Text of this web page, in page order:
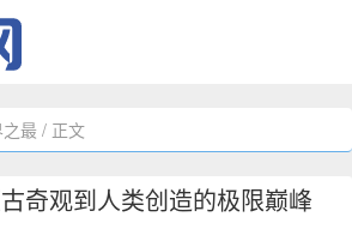
最 / 正文
奇观到人类创造的极限巅峰